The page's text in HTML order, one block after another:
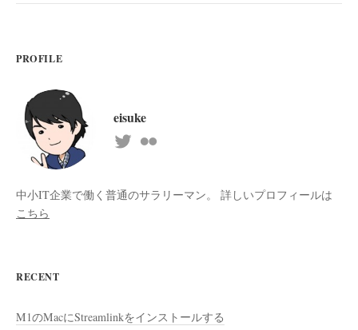
PROFILE
eisuke
中小IT企業で働く普通のサラリーマン。 詳しいプロフィールは
こちら
RECENT
M1のMacにStreamlinkをインストールする